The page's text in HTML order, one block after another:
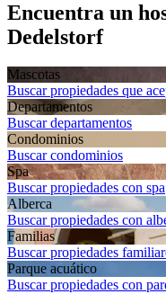
Encuentra un
Dedelstorf
Mascotas
Buscar propiedades que
Departa­mentos
Buscar departamentos
Condominios
Buscar condominios
Spa
Buscar propiedades con spa
Alberca
Buscar propiedades con
Familias
Buscar propiedades
Parque acuático
Buscar propiedades con